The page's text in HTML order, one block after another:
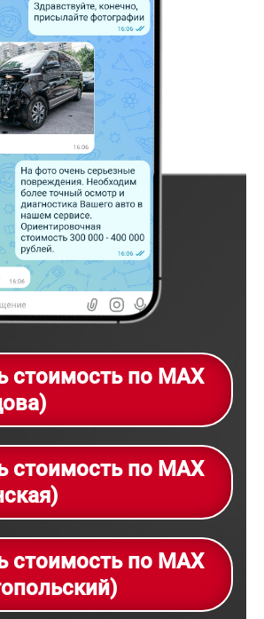
стоимость по MAX
стоимость по MAX
стоимость по MAX